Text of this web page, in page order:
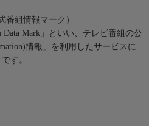
番組情報マーク）
Mark」といい、テレビ番組の公
情報」を利用したサービスに
す。